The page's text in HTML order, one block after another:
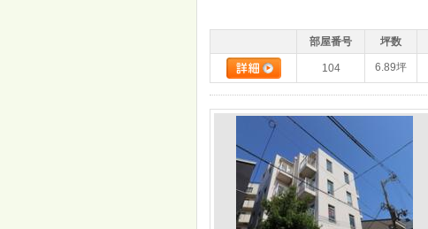
部屋番号 坪数
104 6.89坪